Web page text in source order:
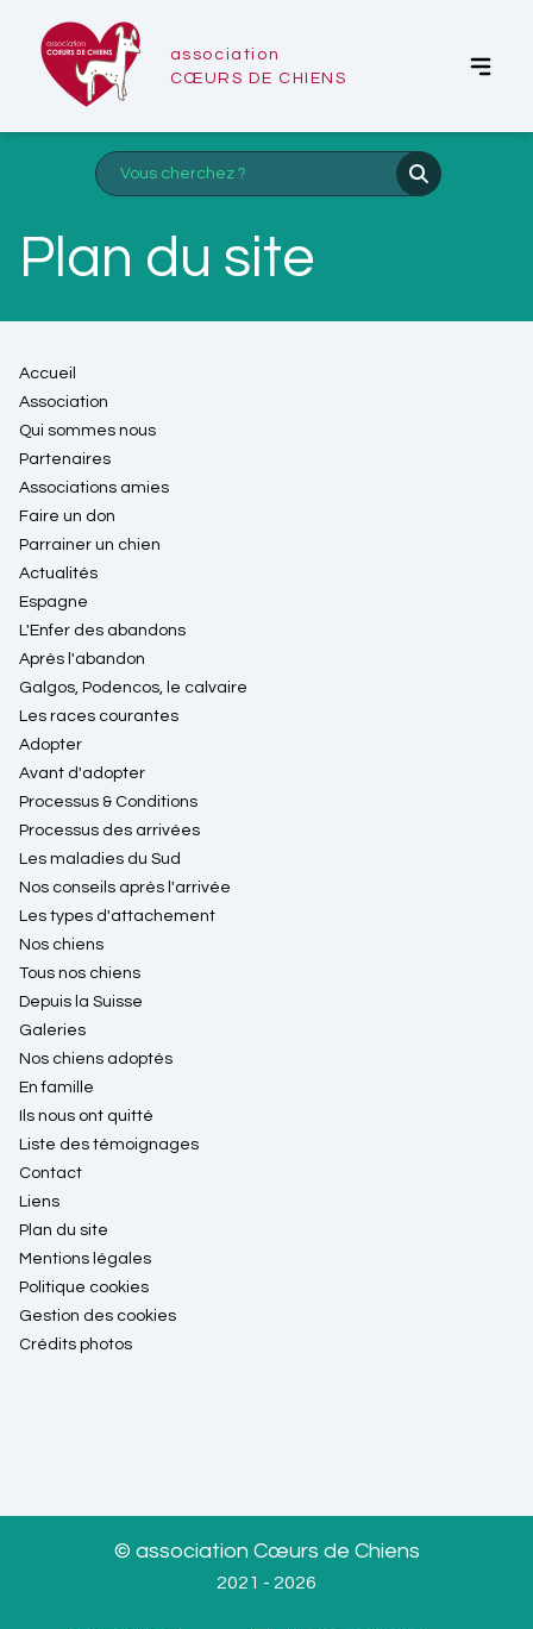
association
CŒURS DE CHIENS
Plan du site
Accueil
Association
Qui sommes nous
Partenaires
Associations amies
Faire un don
Parrainer un chien
Actualités
Espagne
L'Enfer des abandons
Après l'abandon
Galgos, Podencos, le calvaire
Les races courantes
Adopter
Avant d'adopter
Processus & Conditions
Processus des arrivées
Les maladies du Sud
Nos conseils après l'arrivée
Les types d'attachement
Nos chiens
Tous nos chiens
Depuis la Suisse
Galeries
Nos chiens adoptés
En famille
Ils nous ont quitté
Liste des témoignages
Contact
Liens
Plan du site
Mentions légales
Politique cookies
Gestion des cookies
Crédits photos
© association Cœurs de Chiens
2021 - 2026